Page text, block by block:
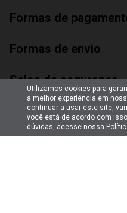
Formas de
Formas de envio
Selos de segurança
Utilizamos cookies para
a melhor experiência em
continuar a usar este site,
você está de acordo com
dúvidas, acesse nossa